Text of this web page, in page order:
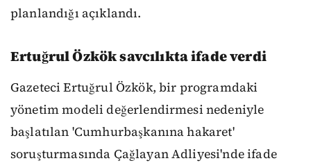
planlandığı açıklandı.
Ertuğrul Özkök savcılıkta ifade verdi
Gazeteci Ertuğrul Özkök, bir programdaki
yönetim modeli değerlendirmesi nedeniyle
başlatılan 'Cumhurbaşkanına hakaret'
soruşturmasında Çağlayan Adliyesi'nde ifade